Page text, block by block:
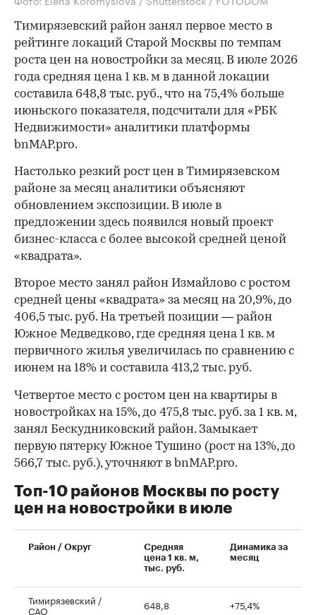
Тимирязевский район занял первое место в
рейтинге локаций Старой Москвы по темпам
роста цен на новостройки за месяц. В июле 2026
года средняя цена 1 кв. м в данной локации
составила 648,8 тыс. руб., что на 75,4% больше
июньского показателя, подсчитали для «РБК
Недвижимости» аналитики платформы
bnMAP.pro.
Настолько резкий рост цен в Тимирязевском
районе за месяц аналитики объясняют
обновлением экспозиции. В июле в
предложении здесь появился новый проект
бизнес-класса с более высокой средней ценой
«квадрата».
Второе место занял район Измайлово с ростом
средней цены «квадрата» за месяц на 20,9%, до
406,5 тыс. руб. На третьей позиции — район
Южное Медведково, где средняя цена 1 кв. м
первичного жилья увеличилась по сравнению с
июнем на 18% и составила 413,2 тыс. руб.
00:00 / 00:00
Четвертое место с ростом цен на квартиры в
новостройках на 15%, до 475,8 тыс. руб. за 1 кв. м,
занял Бескудниковский район. Замыкает
первую пятерку Южное Тушино (рост на 13%, до
566,7 тыс. руб.), уточняют в bnMAP.pro.
Топ-10 районов Москвы по росту
цен на новостройки в июле
Район / Округ
Средняя
цена 1 кв. м,
тыс. руб.
Динамика за
месяц
Тимирязевский /
САО 648,8 +75,4%